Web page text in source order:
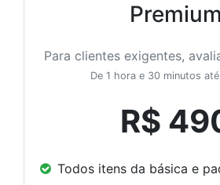
Premium
Para clientes exigentes,
De 1 hora e 30 minutos
R$
Todos itens da básica e